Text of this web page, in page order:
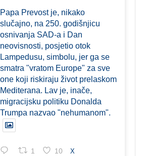
Papa Prevost je, nikako
slučajno, na 250. godišnjicu
osnivanja SAD-a i Dan
neovisnosti, posjetio otok
Lampedusu, simbolu, jer ga se
smatra "vratom Europe" za sve
one koji riskiraju život prelaskom
Mediterana. Lav je, inače,
migracijsku politiku Donalda
Trumpa nazvao "nehumanom".
1 10 X